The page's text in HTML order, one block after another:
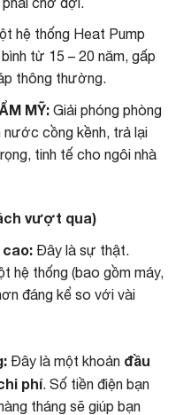
hệ thống Heat Pump
từ 15 – 20 năm, gấp
thông thường.
MỸ:Giải phóng phòng
nước cồng kềnh, trả lại
tinh tế cho ngôi nhà
vượt qua)
Đây là sự thật.
hệ thống (bao gồm máy,
đáng kể so với vài
Đây là một khoản đầu
phí. Số tiền điện bạn
tháng sẽ giúp bạn